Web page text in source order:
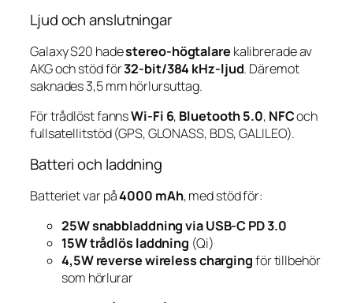
Ljud och anslutningar
Galaxy S20 hadestereo-högtalare kalibrerade av
AKG och stöd för32-bit/384 kHz-ljud. Däremot
saknades 3,5 mm hörlursuttag.
För trådlöst fannsWi-Fi 6, Bluetooth 5.0, NFCoch
fullsatellitstöd (GPS, GLONASS, BDS, GALILEO).
Batteri och laddning
Batteriet var på4000 mAh, med stöd för:
25W snabbladdning via USB-C PD 3.0
15W trådlös laddning (Qi)
4,5W reverse wireless chargingför tillbehör
som hörlurar